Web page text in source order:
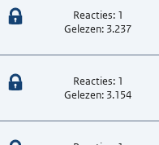
Reacties: 1
Gelezen: 3.237
Reacties: 1
Gelezen: 3.154